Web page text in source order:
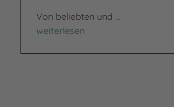
Von beliebten und …
Das Vorlesebuch zur guten Nacht
weiterlesen